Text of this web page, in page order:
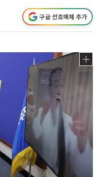
구글 선호매체 추가